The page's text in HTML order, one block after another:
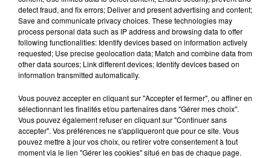
TOUS LES JEUX Voir plus
detect fraud, and fix errors; Deliver and present advertising and content;
Save and communicate privacy choices. These technologies may
process personal data such as IP address and browsing data to offer
following functionalities: Identify devices based on information actively
requested; Use precise geolocation data; Match and combine data from
other data sources; Link different devices; Identify devices based on
information transmitted automatically.
Vous pouvez accepter en cliquant sur "Accepter et fermer", ou affiner en
sélectionnant les finalités et/ou partenaires dans "Gérer mes choix".
Vous pouvez également refuser en cliquant sur "Continuer sans
accepter". Vos préférences ne s'appliqueront que pour ce site. Vous
pouvez mettre à jour vos choix, ou retirer votre consentement à tout
moment via le lien "Gérer les cookies" situé en bas de chaque page.